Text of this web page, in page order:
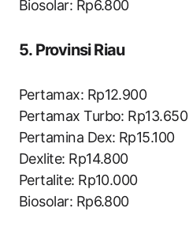
Biosolar: Rp6.800
5. Provinsi Riau
Pertamax: Rp12.900
Pertamax Turbo: Rp13.650
Pertamina Dex: Rp15.100
Dexlite: Rp14.800
Pertalite: Rp10.000
Biosolar: Rp6.800